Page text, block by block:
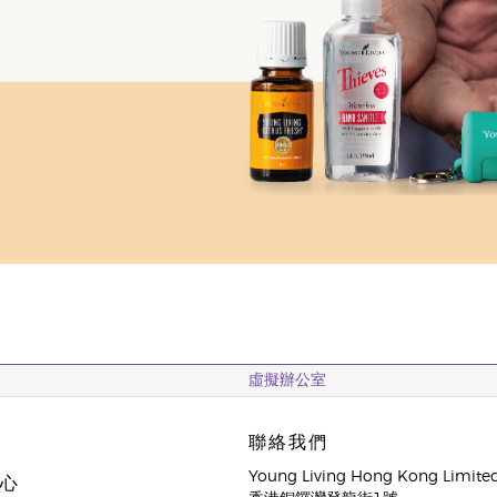
虛擬辦公室
聯絡我們
Young Living Hong Kong